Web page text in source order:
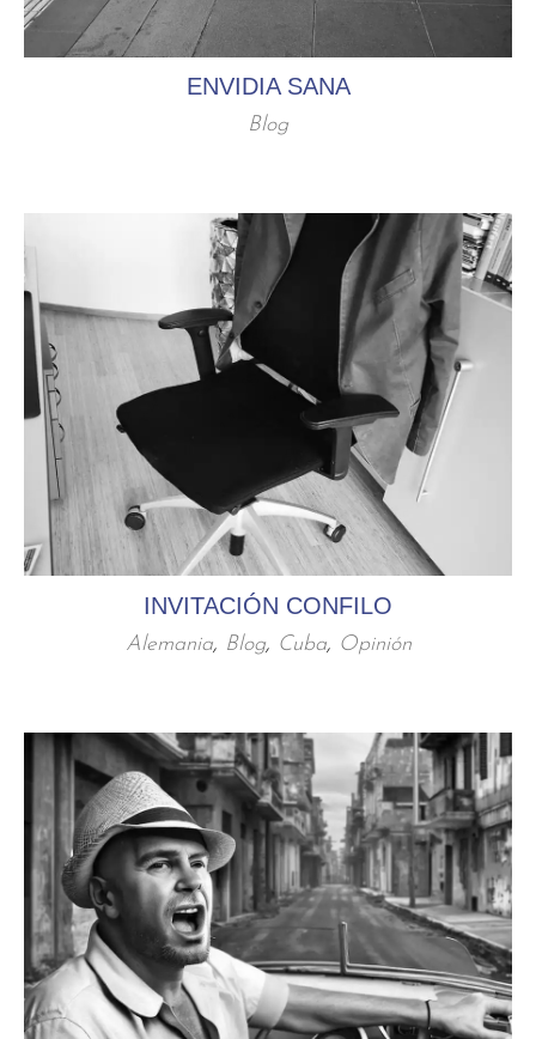
ENVIDIA SANA
Blog
INVITACIÓN CONFILO
Alemania, Blog, Cuba, Opinión